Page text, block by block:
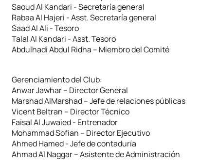
Saoud Al Kandari - Secretaría general
Rabaa Al Hajeri - Asst. Secretaría general
Saad Al Ali - Tesoro
Talal Al Kandari - Asst. Tesoro
Abdulhadi Abdul Ridha – Miembro del Comité
Gerenciamiento del Club:
Anwar Jawhar – Director General
Marshad AlMarshad – Jefe de relaciones públicas
Vicent Beltran – Director Técnico
Faisal Al Juwaied - Entrenador
Mohammad Sofian – Director Ejecutivo
Ahmed Hamed - Jefe de contaduría
Ahmad Al Naggar – Asistente de Administración